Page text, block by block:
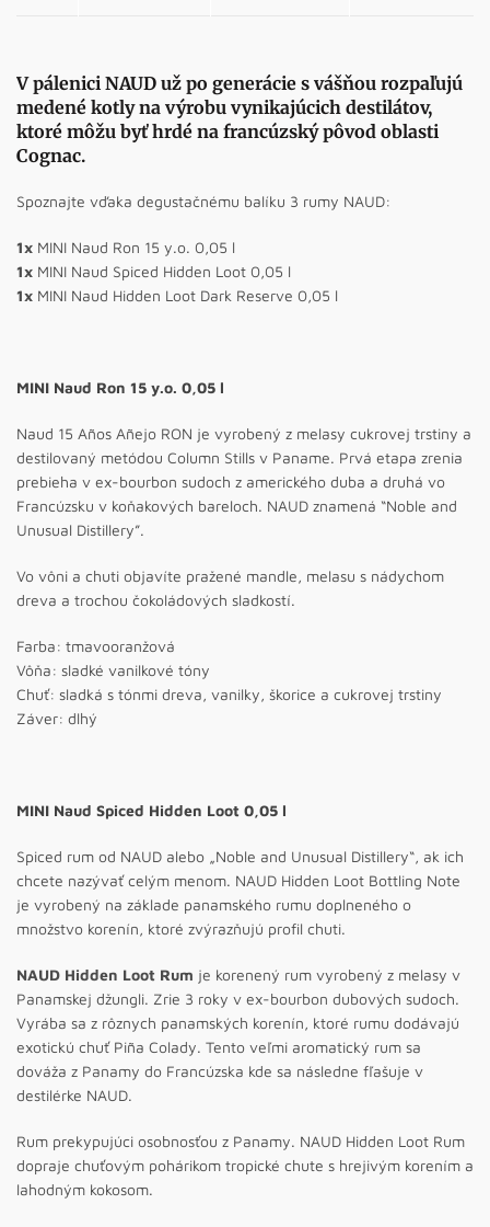
V pálenici NAUD už po generácie s vášňou rozpaľujú
medené kotly na výrobu vynikajúcich destilátov,
ktoré môžu byť hrdé na francúzský pôvod oblasti
Cognac.
Spoznajte vďaka degustačnému balíku 3 rumy NAUD:
1x MINI Naud Ron 15 y.o. 0,05 l
1x MINI Naud Spiced Hidden Loot 0,05 l
1x MINI Naud Hidden Loot Dark Reserve 0,05 l
MINI Naud Ron 15 y.o. 0,05 l
Naud 15 Años Añejo RON je vyrobený z melasy cukrovej trstiny a
destilovaný metódou Column Stills v Paname. Prvá etapa zrenia
prebieha v ex-bourbon sudoch z amerického duba a druhá vo
Francúzsku v koňakových bareloch. NAUD znamená “Noble and
Unusual Distillery”.
Vo vôni a chuti objavíte pražené mandle, melasu s nádychom
dreva a trochou čokoládových sladkostí.
Farba: tmavooranžová
Vôňa: sladké vanilkové tóny
Chuť: sladká s tónmi dreva, vanilky, škorice a cukrovej trstiny
Záver: dlhý
MINI Naud Spiced Hidden Loot 0,05 l
Spiced rum od NAUD alebo „Noble and Unusual Distillery“, ak ich
chcete nazývať celým menom. NAUD Hidden Loot Bottling Note
je vyrobený na základe panamského rumu doplneného o
množstvo korenín, ktoré zvýrazňujú profil chuti.
NAUD Hidden Loot Rum je korenený rum vyrobený z melasy v
Panamskej džungli. Zrie 3 roky v ex-bourbon dubových sudoch.
Vyrába sa z rôznych panamských korenín, ktoré rumu dodávajú
exotickú chuť Piña Colady. Tento veľmi aromatický rum sa
dováža z Panamy do Francúzska kde sa následne fľašuje v
destilérke NAUD.
Rum prekypujúci osobnosťou z Panamy. NAUD Hidden Loot Rum
dopraje chuťovým pohárikom tropické chute s hrejivým korením a
lahodným kokosom.